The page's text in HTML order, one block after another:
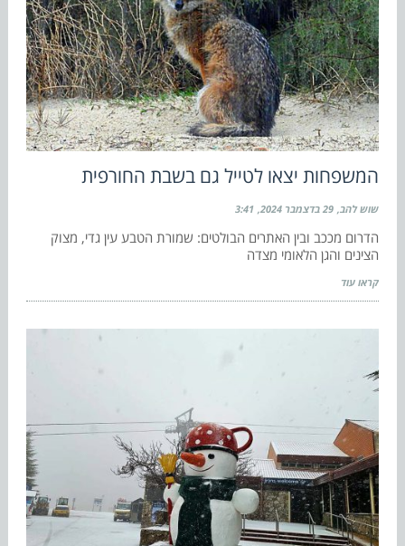
המשפחות יצאו לטייל גם בשבת החורפית
שוש להב 29 בדצמבר 2024 3:41
הדרום מככב ובין האתרים הבולטים: שמורת הטבע עין גדי, מצוק
הצינים והגן הלאומי מצדה
קראו עוד